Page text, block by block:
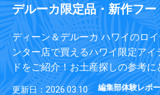
デルーカ限定品・新作フー
ディーン＆デルーカ ハワイのロ
ンター店で買えるハワイ限定ア
ドをご紹介！お土産探しの参考に
更新日：2026.03.10 編集部体験レポ